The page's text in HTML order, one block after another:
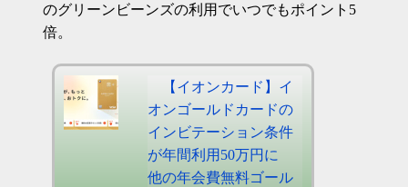
のグリーンビーンズの利用でいつでもポイント5
倍。
【イオンカード】イ
オンゴールドカードの
インビテーション条件
が年間利用50万円に
他の年会費無料ゴール